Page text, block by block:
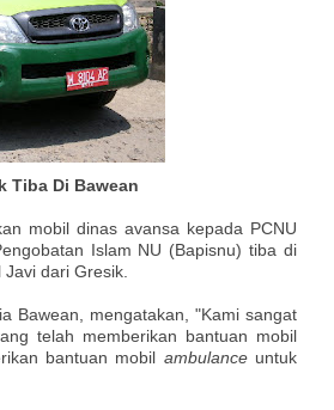
Tiba Di Bawean
mobil dinas avansa kepada PCNU
Islam NU (Bapisnu) tiba di
dari Gresik.
Bawean, mengatakan, "Kami sangat
telah memberikan bantuan mobil
bantuan mobil ambulance untuk